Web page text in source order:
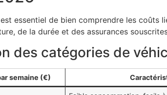
essentiel de bien comprendre les coûts
de la durée et des assurances
des catégories de
semaine (€)